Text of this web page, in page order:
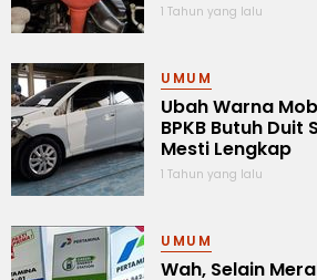
1 Tahun yang lalu
UMUM
Ubah Warna
BPKB Butuh Duit
Mesti Lengkap
1 Tahun yang lalu
UMUM
Wah, Selain